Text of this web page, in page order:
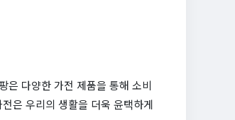
은 다양한 가전 제품을 통해 소비
은 우리의 생활을 더욱 윤택하게